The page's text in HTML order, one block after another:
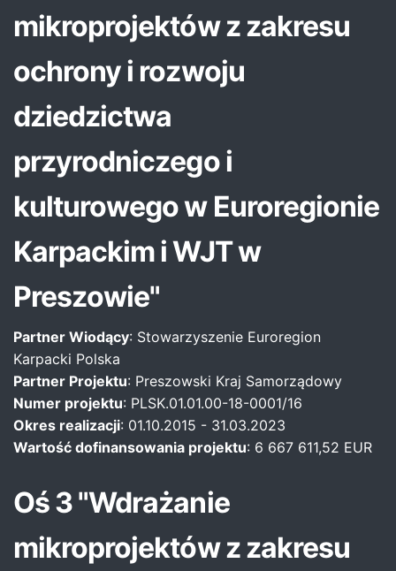
mikroprojektów z zakresu
ochrony i rozwoju
dziedzictwa
przyrodniczego i
kulturowego w Euroregionie
Karpackim i WJT w
Preszowie"
Partner Wiodący: Stowarzyszenie Euroregion
Karpacki Polska
Partner Projektu: Preszowski Kraj Samorządowy
Numer projektu: PLSK.01.01.00-18-0001/16
Okres realizacji: 01.10.2015 - 31.03.2023
Wartość dofinansowania projektu: 6 667 611,52 EUR
Oś 3 "Wdrażanie
mikroprojektów z zakresu